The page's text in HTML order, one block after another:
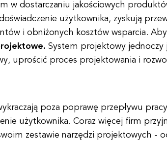
w dostarczaniu jakościowych
użytkownika, zyskują
i obniżonych kosztów wsparcia.
System projektowy jednoczy
uprościć proces projektowania i
poza poprawę przepływu
użytkownika. Coraz więcej firm
zestawie narzędzi projektowych -